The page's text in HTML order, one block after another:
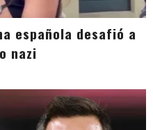
española desafió a
nazi